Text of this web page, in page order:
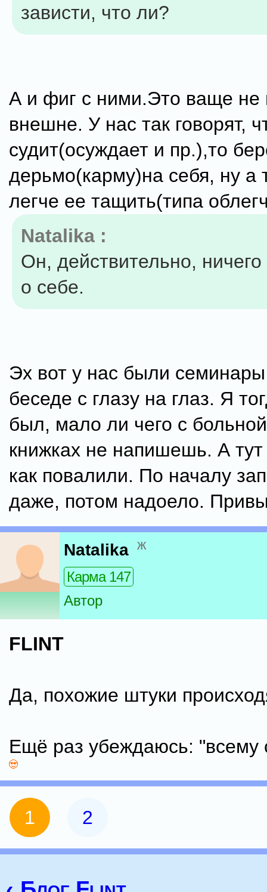
зависти, что ли?
А и фиг с ними.Это ваще не
внешне. У нас так говорят,
судит(осуждает и пр.),то
дерьмо(карму)на себя, ну а
легче ее тащить(типа
Natalika :
Он, действительно, ничего
о себе.
Эх вот у нас были
беседе с глазу на глаз. Я
был, мало ли чего с
книжках не напишешь. А тут
как повалили. По началу
даже, потом надоело.
Natalika ж
Карма 147
Автор
FLINT
Да, похожие штуки
Ещё раз убеждаюсь: "всему
1 2